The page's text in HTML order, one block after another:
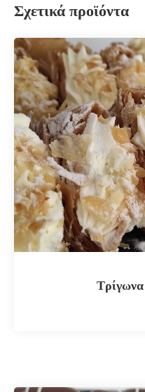
Σχετικά προϊόντα